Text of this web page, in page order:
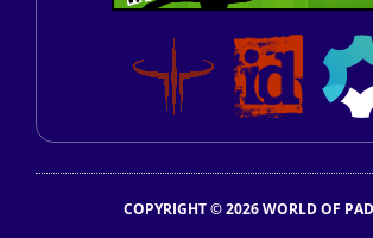
COPYRIGHT © 2026 WORLD OF